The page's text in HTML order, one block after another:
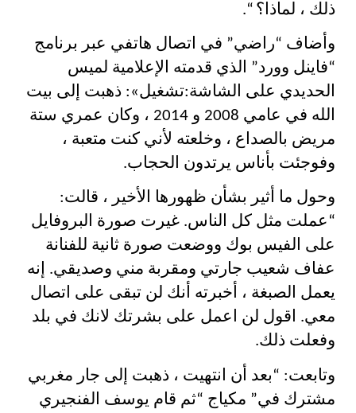
ذلك ، لماذا؟ “.
وأضاف “راضي” في اتصال هاتفي عبر برنامج
“فاينل وورد” الذي قدمته الإعلامية لميس
الحديدي على الشاشة:تشغيل»: ذهبت إلى بيت
الله في عامي 2008 و 2014 ، وكان عمري ستة
مريض بالصداع ، وخلعته لأني كنت متعبة ،
وفوجئت بأناس يرتدون الحجاب.
وحول ما أثير بشأن ظهورها الأخير ، قالت:
“عملت مثل كل الناس. غيرت صورة البروفايل
على الفيس بوك ووضعت صورة ثانية للفنانة
عفاف شعيب جارتي ومقربة مني وصديقي. إنه
يعمل الصبغة ، أخبرته أنك لن تبقى على اتصال
معي. اقول لن اعمل على بشرتك لانك في بلد
وفعلت ذلك.
وتابعت: “بعد أن انتهيت ، ذهبت إلى جار مغربي
مشترك في” مكياج “ثم قام يوسف الفنجيري